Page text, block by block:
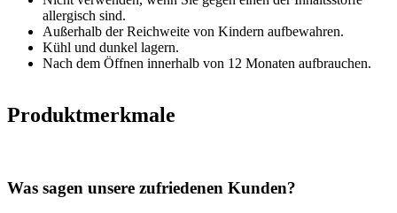
allergisch sind.
Außerhalb der Reichweite von Kindern aufbewahren.
Kühl und dunkel lagern.
Nach dem Öffnen innerhalb von 12 Monaten aufbrauchen.
Produktmerkmale
Was sagen unsere zufriedenen Kunden?